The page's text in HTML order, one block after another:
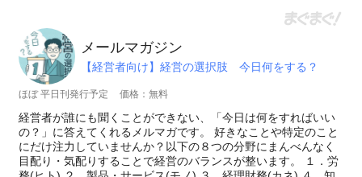
メールマガジン
【経営者向け】経営の選択肢 今日何をする？
ほぼ 平日刊発行予定 価格：無料
経営者が誰にも聞くことができない、「今日は何をすればいい
の？」に答えてくれるメルマガです。 好きなことや特定のこと
にだけ注力していませんか？以下の８つの分野にまんべんなく
目配り・気配りすることで経営のバランスが整います。 １．労